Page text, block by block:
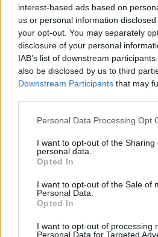
interest-based ads based on
us or personal information
your opt-out. You may separately
disclosure of your personal
IAB’s list of downstream
also be disclosed by us to third
Downstream Participants that may
Personal Data Processing Opt
I want to opt-out of the Sharing
personal data.
Opted In
I want to opt-out of the Sale of
Personal Data.
Opted In
I want to opt-out of processing
Personal Data for Targeted
30 ταινίες με
κοστούμια για να
για τις Απόκριες
Από τον Άρχοντα των
Αναμνήσεις μιας Γκέισας
Rouge, τα οσκαρικά
Ναταλία Πετρίτη
22.02.2022